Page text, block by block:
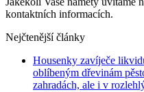
kontaktních informacích.
Nejčtenější články
Housenky zavíječe
oblíbeným dřevinám
zahradách, ale i v